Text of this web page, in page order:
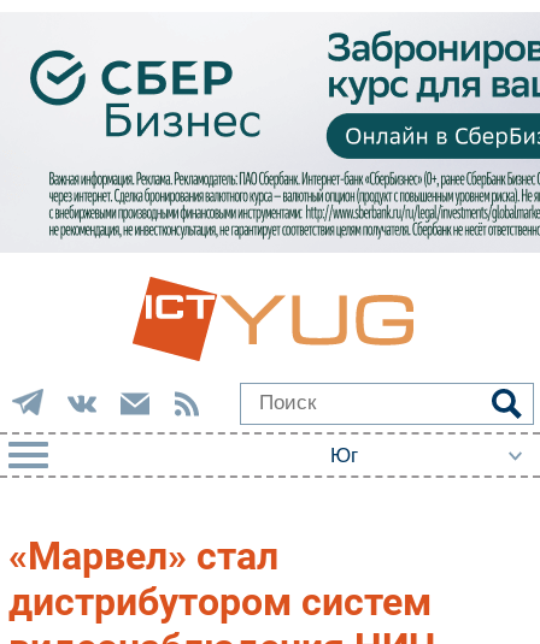
Импорто­замещение
Автоматизация Промышленности
Интернет
«Марвел» стал
дистрибутором систем